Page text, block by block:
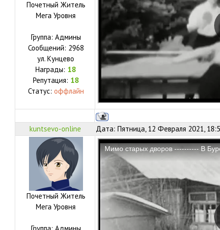
Почетный Житель
Мега Уровня
Группа: Админы
Сообщений: 2968
ул. Кунцево
Награды: 18
Репутация: 18
Статус: оффлайн
kuntsevo-online Дата: Пятница, 12 Февраля 2021,
Почетный Житель
Мега Уровня